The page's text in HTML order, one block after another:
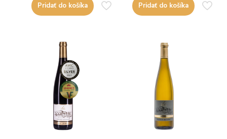
Pridať do košíka Pridať do košíka